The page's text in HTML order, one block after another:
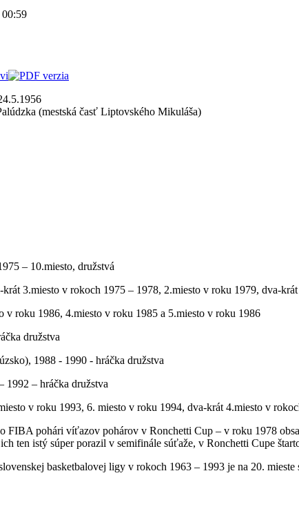
(mestská časť Liptovského Mikuláša)
– 10.miesto, družstvá
3.miesto v rokoch 1975 – 1978, 2.miesto v roku 1979, dva-
v roku 1986, 4.miesto v roku 1985 a 5.miesto v roku 1986
družstva
1988 - 1990 - hráčka družstva
1992 – hráčka družstva
v roku 1993, 6. miesto v roku 1994, dva-krát 4.miesto v
FIBA pohári víťazov pohárov v Ronchetti Cup – v roku 1978
ten istý súper porazil v semifinále súťaže, v Ronchetti Cupe
basketbalovej ligy v rokoch 1963 – 1993 je na 20. mieste